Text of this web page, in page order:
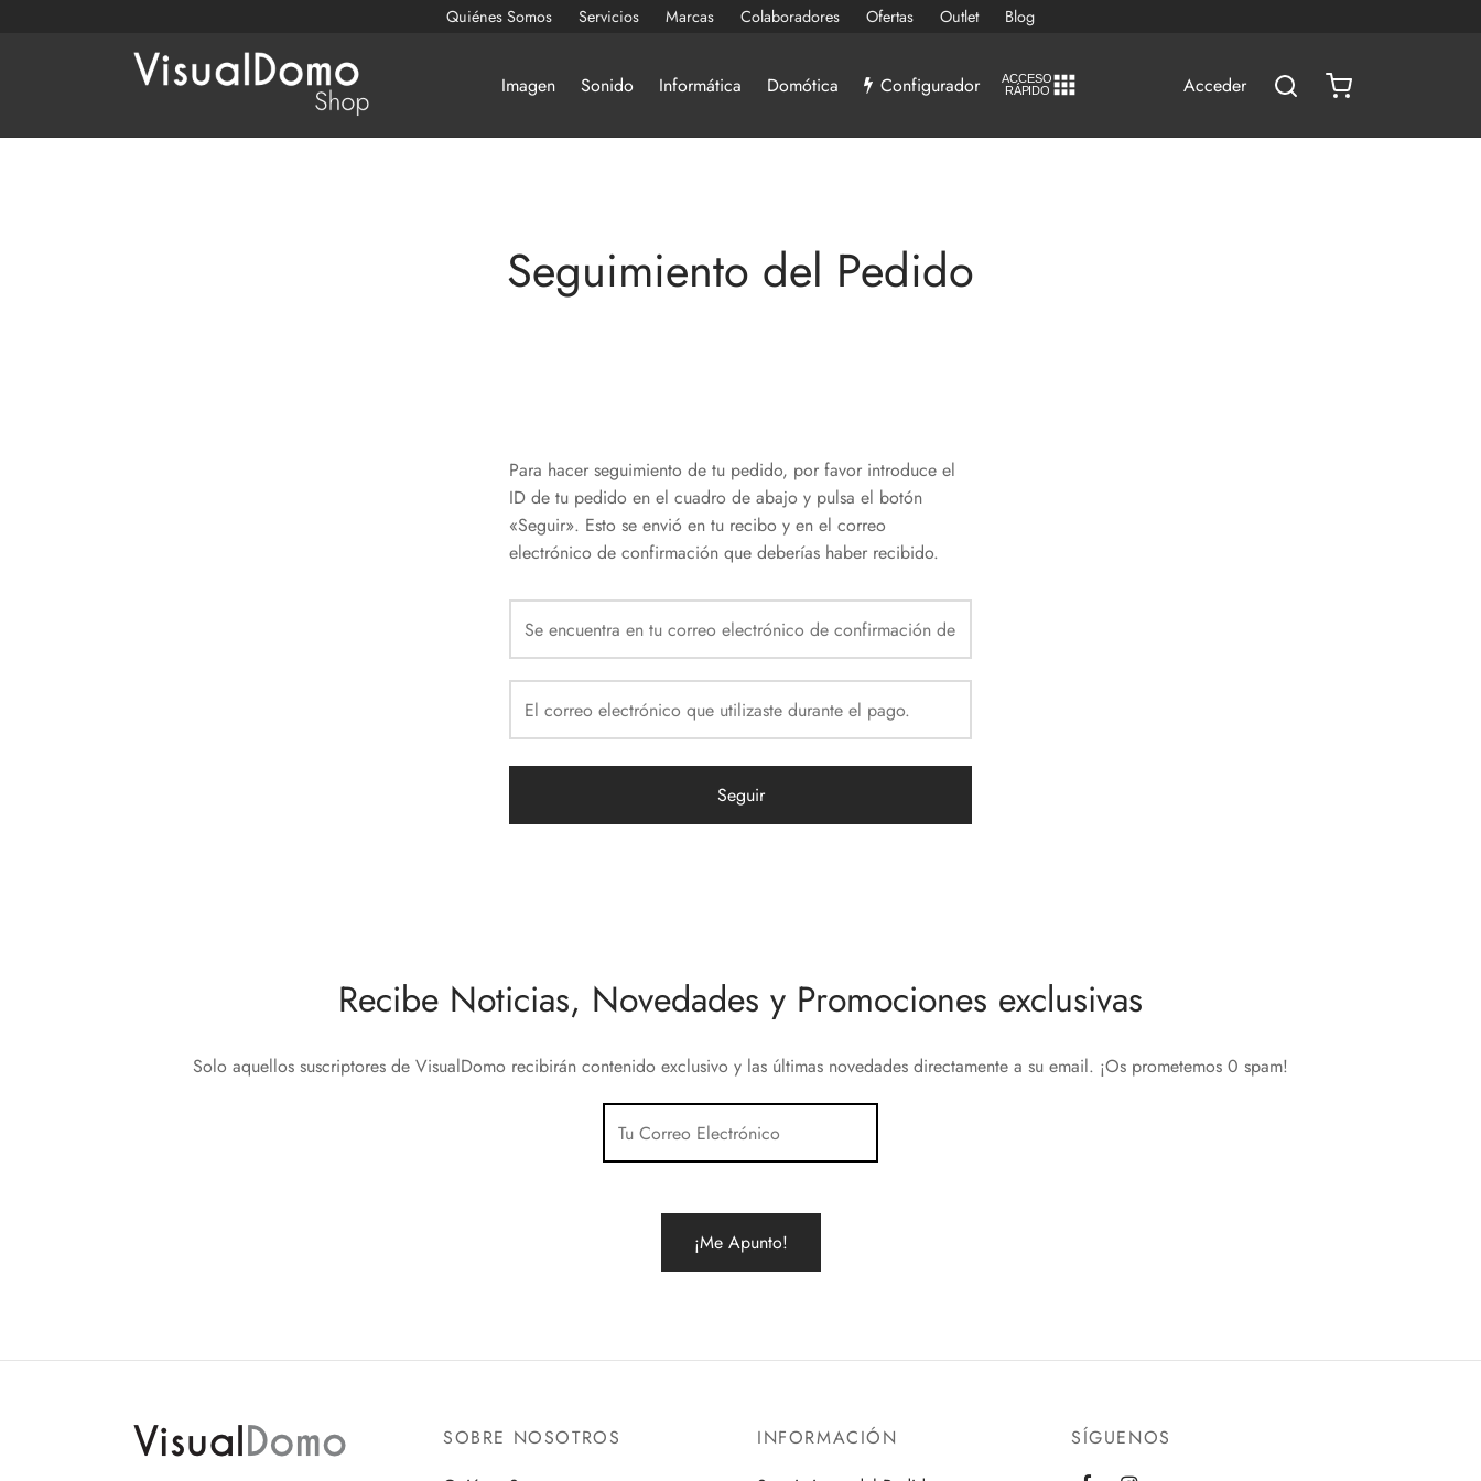
Quiénes Somos Servicios Marcas Colaboradores Ofertas Outlet Blog
Imagen Sonido Informática Domótica Configurador ACCESO
RÁPIDO Acceder
Seguimiento del Pedido
Para hacer seguimiento de tu pedido, por favor introduce el
ID de tu pedido en el cuadro de abajo y pulsa el botón
«Seguir». Esto se envió en tu recibo y en el correo
electrónico de confirmación que deberías haber recibido.
Seguir
Recibe Noticias, Novedades y Promociones exclusivas
Solo aquellos suscriptores de VisualDomo recibirán contenido exclusivo y las últimas novedades directamente a su email. ¡Os prometemos 0 spam!
SOBRE NOSOTROS
INFORMACIÓN
SÍGUENOS